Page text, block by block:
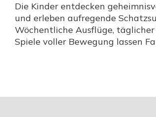
Die Kinder entdecken
und erleben aufregende
Wöchentliche Ausflüge,
Spiele voller Bewegung lassen